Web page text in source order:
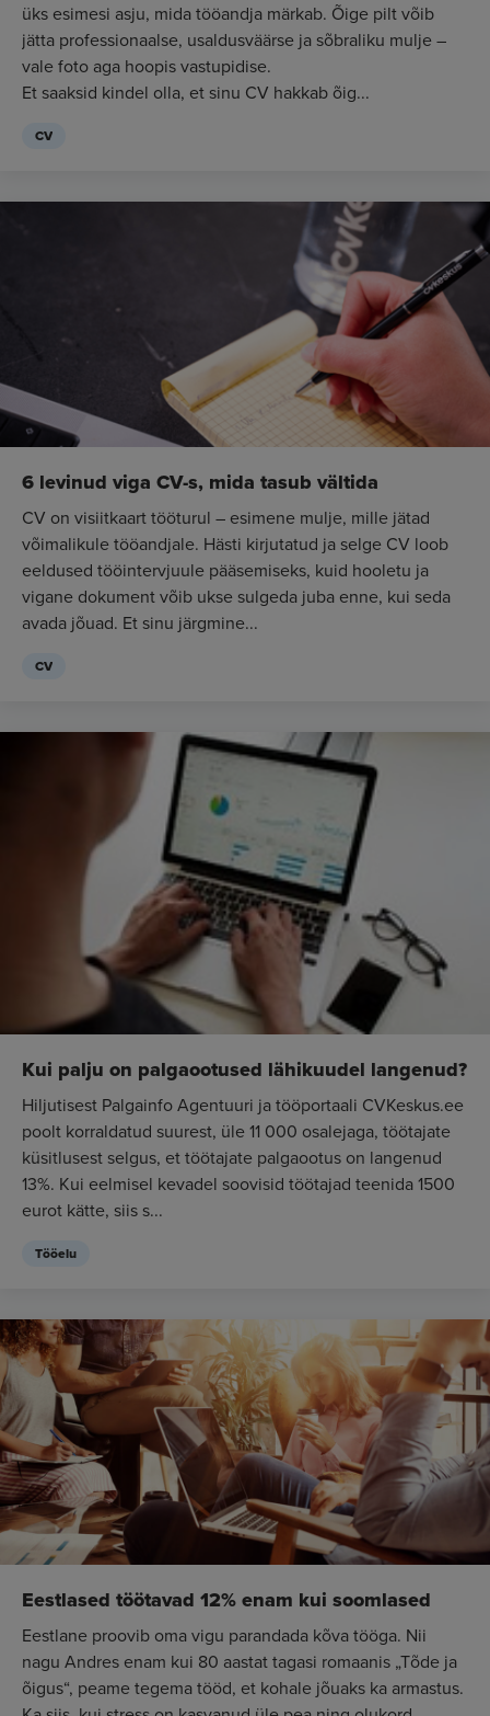
üks esimesi asju, mida tööandja märkab. Õige pilt võib
jätta professionaalse, usaldusväärse ja sõbraliku mulje –
vale foto aga hoopis vastupidise.
Et saaksid kindel olla, et sinu CV hakkab õig...
CV
6 levinud viga CV-s, mida tasub vältida
CV on visiitkaart tööturul – esimene mulje, mille jätad
võimalikule tööandjale. Hästi kirjutatud ja selge CV loob
eeldused tööintervjuule pääsemiseks, kuid hooletu ja
vigane dokument võib ukse sulgeda juba enne, kui seda
avada jõuad. Et sinu järgmine...
CV
Kui palju on palgaootused lähikuudel langenud?
Hiljutisest Palgainfo Agentuuri ja tööportaali CVKeskus.ee
poolt korraldatud suurest, üle 11 000 osalejaga, töötajate
küsitlusest selgus, et töötajate palgaootus on langenud
13%. Kui eelmisel kevadel soovisid töötajad teenida 1500
eurot kätte, siis s...
Tööelu
Eestlased töötavad 12% enam kui soomlased
Eestlane proovib oma vigu parandada kõva tööga. Nii
nagu Andres enam kui 80 aastat tagasi romaanis „Tõde ja
õigus“, peame tegema tööd, et kohale jõuaks ka armastus.